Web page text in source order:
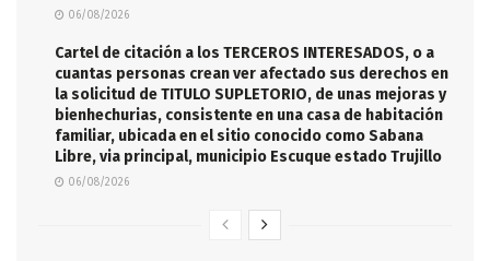
06/08/2026
Cartel de citación a los TERCEROS INTERESADOS, o a
cuantas personas crean ver afectado sus derechos en
la solicitud de TITULO SUPLETORIO, de unas mejoras y
bienhechurias, consistente en una casa de habitación
familiar, ubicada en el sitio conocido como Sabana
Libre, via principal, municipio Escuque estado Trujillo
06/08/2026